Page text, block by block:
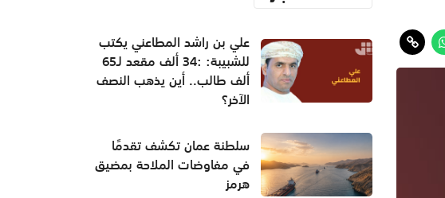
علي بن راشد المطاعني يكتب
للشبيبة: :34 ألف مقعد لـ65
ألف طالب.. أين يذهب النصف
الآخر؟
سلطنة عمان تكشف تقدمًا
في مفاوضات الملاحة بمضيق
هرمز